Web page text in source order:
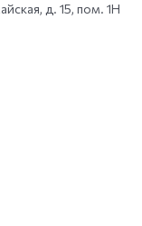
д. 15, пом. 1Н